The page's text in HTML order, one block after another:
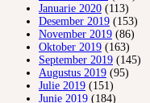
Januarie 2020 (113)
Desember 2019 (153)
November 2019 (86)
Oktober 2019 (163)
September 2019 (145)
Augustus 2019 (95)
Julie 2019 (151)
Junie 2019 (184)